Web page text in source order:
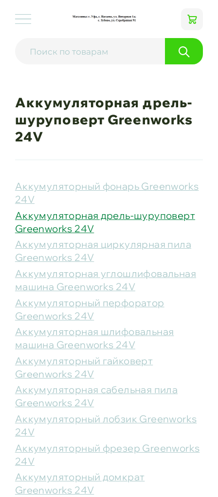
Аккумуляторная дрель-
шуруповерт Greenworks
24V
Аккумуляторный фонарь Greenworks
24V
Аккумуляторная дрель-шуруповерт
Greenworks 24V
Аккумуляторная циркулярная пила
Greenworks 24V
Аккумуляторная углошлифовальная
машина Greenworks 24V
Аккумуляторный перфоратор
Greenworks 24V
Аккумуляторная шлифовальная
машина Greenworks 24V
Аккумуляторный гайковерт
Greenworks 24V
Аккумуляторная сабельная пила
Greenworks 24V
Аккумуляторный лобзик Greenworks
24V
Аккумуляторный фрезер Greenworks
24V
Аккумуляторный домкрат
Greenworks 24V